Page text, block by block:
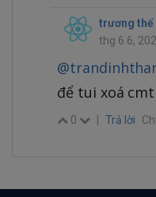
trương thế
thg 6 6,
để tui xoá cmt
0 | Trả lời